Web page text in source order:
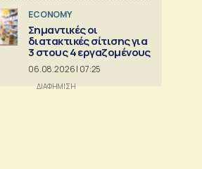
ECONOMY
Σημαντικές οι
διατακτικές σίτισης για
3 στους 4 εργαζομένους
06.08.2026 | 07:25